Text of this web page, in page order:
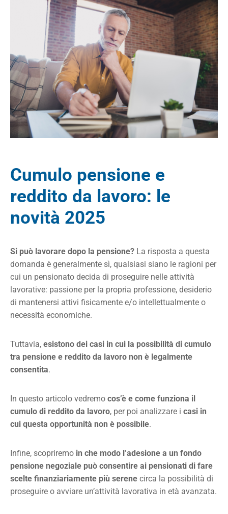
Cumulo pensione e
reddito da lavoro: le
novità 2025
Si può lavorare dopo la pensione? La risposta a questa
domanda è generalmente sì, qualsiasi siano le ragioni per
cui un pensionato decida di proseguire nelle attività
lavorative: passione per la propria professione, desiderio
di mantenersi attivi fisicamente e/o intellettualmente o
necessità economiche.
Tuttavia, esistono dei casi in cui la possibilità di cumulo
tra pensione e reddito da lavoro non è legalmente
consentita.
In questo articolo vedremo cos’è e come funziona il
cumulo di reddito da lavoro, per poi analizzare i casi in
cui questa opportunità non è possibile.
Infine, scopriremo in che modo l’adesione a un fondo
pensione negoziale può consentire ai pensionati di fare
scelte finanziariamente più serene circa la possibilità di
proseguire o avviare un’attività lavorativa in età avanzata.